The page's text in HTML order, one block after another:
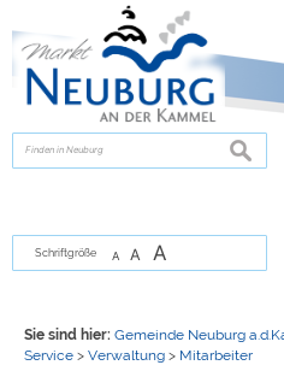
zur Navigationoder
suchen
Schriftgröße A A A
Sie sind hier: Gemeinde Neuburg
Service> Verwaltung> Mitarbeiter